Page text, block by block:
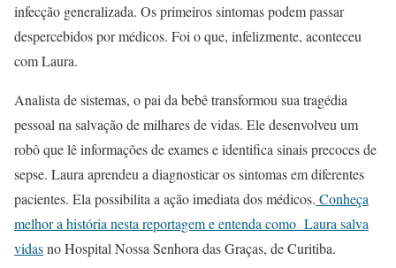
infecção generalizada. Os primeiros sintomas podem passar
despercebidos por médicos. Foi o que, infelizmente, aconteceu
com Laura.
Analista de sistemas, o pai da bebê transformou sua tragédia
pessoal na salvação de milhares de vidas. Ele desenvolveu um
robô que lê informações de exames e identifica sinais precoces de
sepse. Laura aprendeu a diagnosticar os sintomas em diferentes
pacientes. Ela possibilita a ação imediata dos médicos. Conheça
melhor a história nesta reportagem e entenda como Laura salva
vidasno Hospital Nossa Senhora das Graças, de Curitiba.